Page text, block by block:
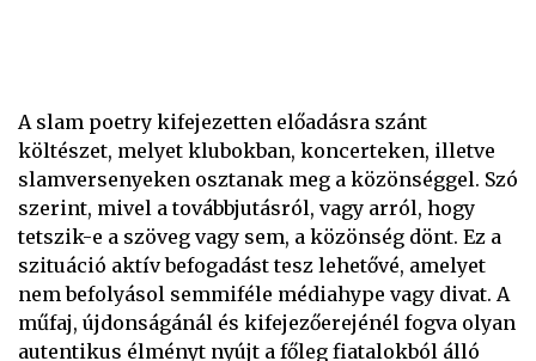
A slam poetry kifejezetten előadásra szánt
költészet, melyet klubokban, koncerteken, illetve
slamversenyeken osztanak meg a közönséggel. Szó
szerint, mivel a továbbjutásról, vagy arról, hogy
tetszik-e a szöveg vagy sem, a közönség dönt. Ez a
szituáció aktív befogadást tesz lehetővé, amelyet
nem befolyásol semmiféle médiahype vagy divat. A
műfaj, újdonságánál és kifejezőerejénél fogva olyan
autentikus élményt nyújt a főleg fiatalokból álló